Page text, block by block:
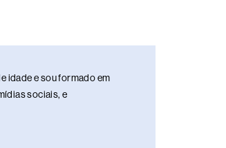
idade e sou formado em
sociais, e